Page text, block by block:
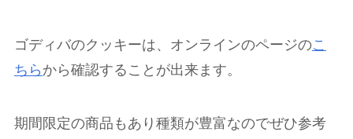
ゴディバのクッキーは、オンラインのページのこ
ちら から確認することが出来ます。
期間限定の商品もあり種類が豊富なのでぜひ参考